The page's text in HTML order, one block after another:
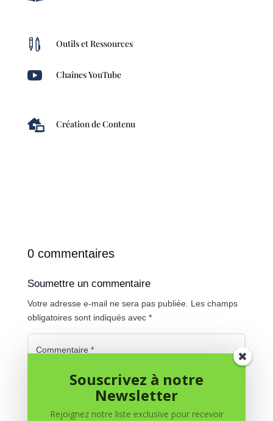
 Outils et Ressources
 Chaînes YouTube
 Création de Contenu
0 commentaires
Soumettre un commentaire
Votre adresse e-mail ne sera pas publiée. Les champs
obligatoires sont indiqués avec *
Souscrivez à notre
Newsletter
Rejoignez notre liste exclusive pour recevoir